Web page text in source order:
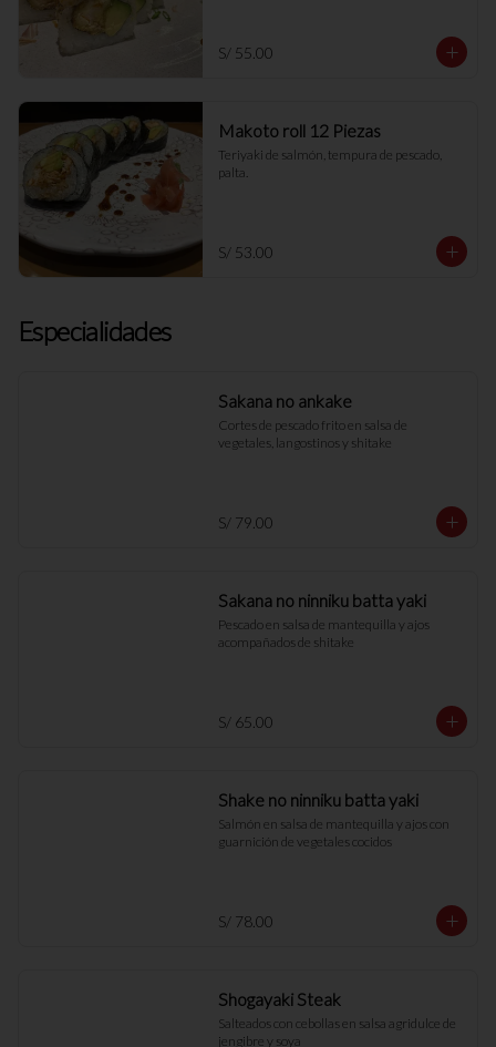
S/ 55.00
Makoto roll 12 Piezas
Teriyaki de salmón, tempura de pescado,
palta.
S/ 53.00
Especialidades
Sakana no ankake
Cortes de pescado frito en salsa de
vegetales, langostinos y shitake
S/ 79.00
Sakana no ninniku batta yaki
Pescado en salsa de mantequilla y ajos
acompañados de shitake
S/ 65.00
Shake no ninniku batta yaki
Salmón en salsa de mantequilla y ajos con
guarnición de vegetales cocidos
S/ 78.00
Shogayaki Steak
Salteados con cebollas en salsa agridulce de
jengibre y soya